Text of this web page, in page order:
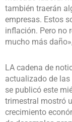
también traerán
empresas. Estos
inflación. Pero no
mucho más
LA cadena de
actualizado de las
se publicó este
trimestral mostró
crecimiento